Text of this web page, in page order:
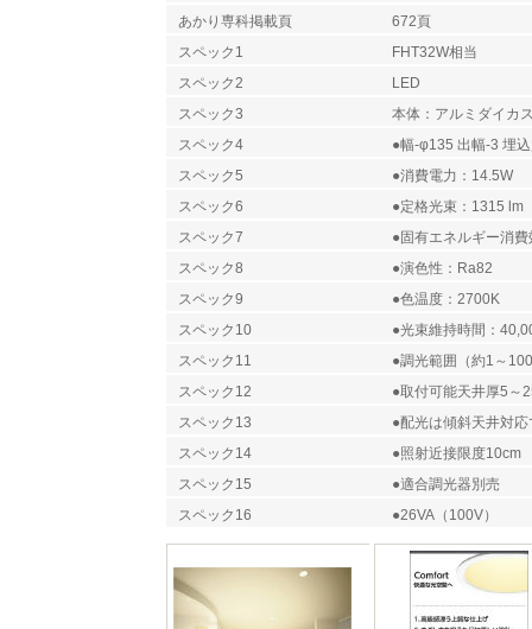
あかり専科掲載頁
672頁
スペック1
FHT32W相当
スペック2
LED
スペック3
本体：アルミダイカ
スペック4
●幅-φ135 出幅-3 埋
スペック5
●消費電力：14.5W
スペック6
●定格光束：1315 lm
スペック7
●固有エネルギー消
スペック8
●演色性：Ra82
スペック9
●色温度：2700K
スペック10
●光束維持時間：
スペック11
●調光範囲（約1～
スペック12
●取付可能天井厚5～
スペック13
●配光は傾斜天井対
スペック14
●照射近接限度10cm
スペック15
●適合調光器別売
スペック16
●26VA（100V）